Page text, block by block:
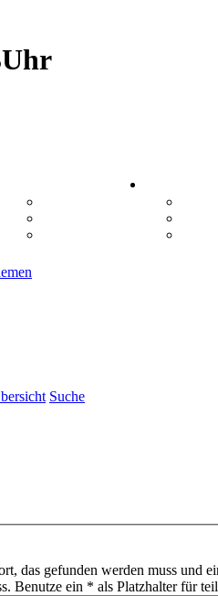
Suche
das gefunden werden muss und
Benutze ein * als Platzhalter für